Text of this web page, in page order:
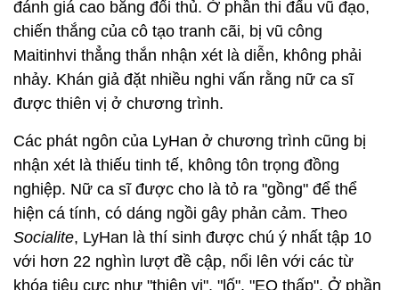
đánh giá cao bằng đối thủ. Ở phần thi đấu vũ đạo,
chiến thắng của cô tạo tranh cãi, bị vũ công
Maitinhvi thẳng thắn nhận xét là diễn, không phải
nhảy. Khán giả đặt nhiều nghi vấn rằng nữ ca sĩ
được thiên vị ở chương trình.
Các phát ngôn của LyHan ở chương trình cũng bị
nhận xét là thiếu tinh tế, không tôn trọng đồng
nghiệp. Nữ ca sĩ được cho là tỏ ra "gồng" để thể
hiện cá tính, có dáng ngồi gây phản cảm. Theo
Socialite, LyHan là thí sinh được chú ý nhất tập 10
với hơn 22 nghìn lượt đề cập, nổi lên với các từ
khóa tiêu cực như "thiên vị", "lố", "EQ thấp". Ở phần